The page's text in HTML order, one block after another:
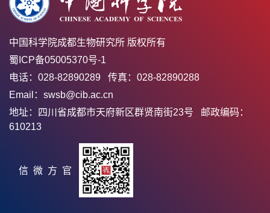
中国科学院成都生物研究所 版权所有
蜀ICP备05005370号-1
电话：028-82890289 传真：028-82890288
Email：swsb@cib.ac.cn
地址：四川省成都市天府新区群贤南街23号 邮政编码：
610213
官方微信